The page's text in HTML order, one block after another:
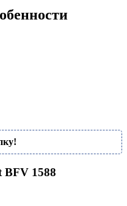
BFV 1588